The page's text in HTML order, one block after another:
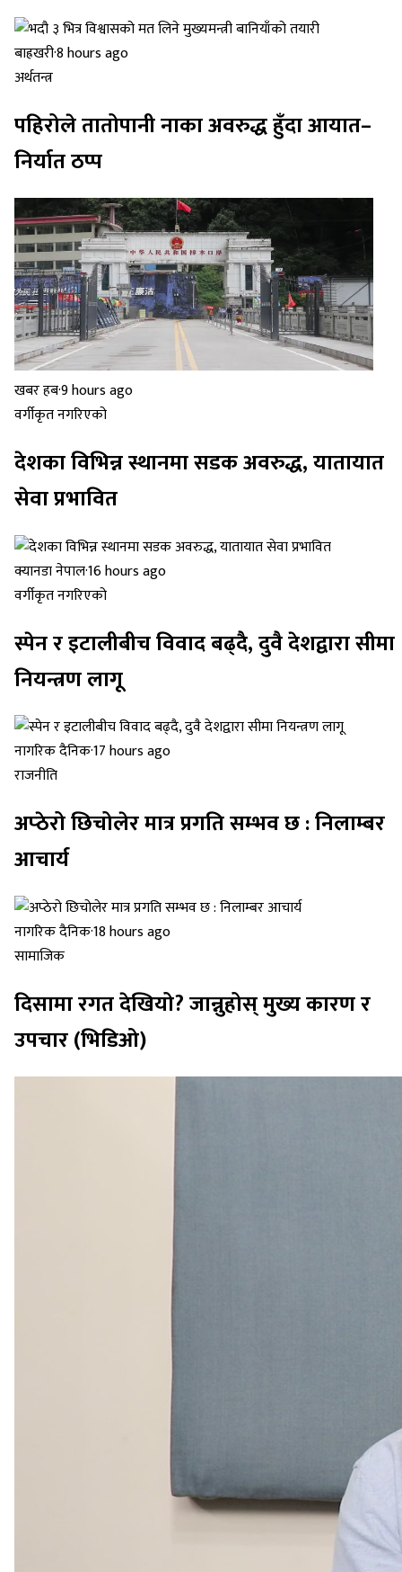
बाह्रखरी·8 hours ago
अर्थतन्त्र
पहिरोले तातोपानी नाका अवरुद्ध हुँदा आयात–
निर्यात ठप्प
खबर हब·9 hours ago
वर्गीकृत नगरिएको
देशका विभिन्न स्थानमा सडक अवरुद्ध, यातायात
सेवा प्रभावित
क्यानडा नेपाल·16 hours ago
वर्गीकृत नगरिएको
स्पेन र इटालीबीच विवाद बढ्दै, दुवै देशद्वारा सीमा
नियन्त्रण लागू
नागरिक दैनिक·17 hours ago
राजनीति
अप्ठेरो छिचोलेर मात्र प्रगति सम्भव छ : निलाम्बर
आचार्य
नागरिक दैनिक·18 hours ago
सामाजिक
दिसामा रगत देखियो? जान्नुहोस् मुख्य कारण र
उपचार (भिडिओ)